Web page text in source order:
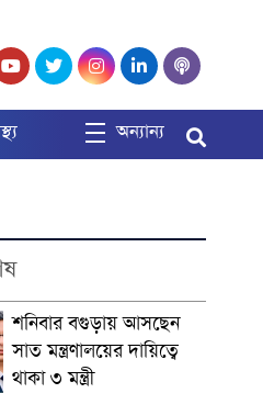
অন্যান্য
শনিবার বগুড়ায় আসছেন
সাত মন্ত্রণালয়ের দায়িত্বে
থাকা ৩ মন্ত্রী